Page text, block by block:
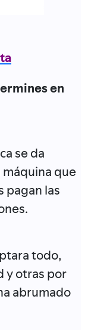
en
se da
máquina que
pagan las
todo,
y otras por
abrumado